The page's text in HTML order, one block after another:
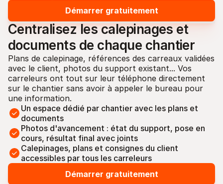
Démarrer gratuitement
Centralisez les calepinages et
documents de chaque chantier
Plans de calepinage, références des carreaux validées
avec le client, photos du support existant... Vos
carreleurs ont tout sur leur téléphone directement
sur le chantier sans avoir à appeler le bureau pour
une information.
Un espace dédié par chantier avec les plans et
documents
Photos d'avancement : état du support, pose en
cours, résultat final avec joints
Calepinages, plans et consignes du client
accessibles par tous les carreleurs
Démarrer gratuitement